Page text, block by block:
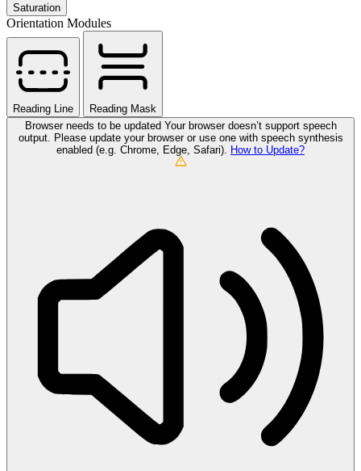
Saturation
Orientation Modules
Reading Line
Reading Mask
Browser needs to be updated Your browser doesn’t support speech
output. Please update your browser or use one with speech synthesis
enabled (e.g. Chrome, Edge, Safari).
How to Update?